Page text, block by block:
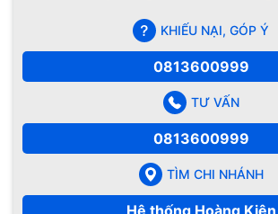
KHIẾU NẠI, GÓP Ý
0813600999
TƯ VẤN
0813600999
TÌM CHI NHÁNH
Hệ thống Hoàng Kiên